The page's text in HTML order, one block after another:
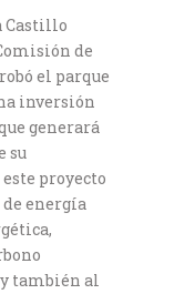
Castillo
de
el parque
inversión
generará
su
proyecto
energía
también al